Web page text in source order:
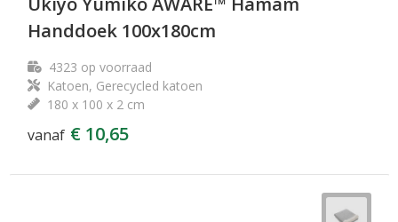
Handdoek 100x180cm
4323 op voorraad
Katoen, Gerecycled katoen
180 x 100 x 2 cm
vanaf € 10,65